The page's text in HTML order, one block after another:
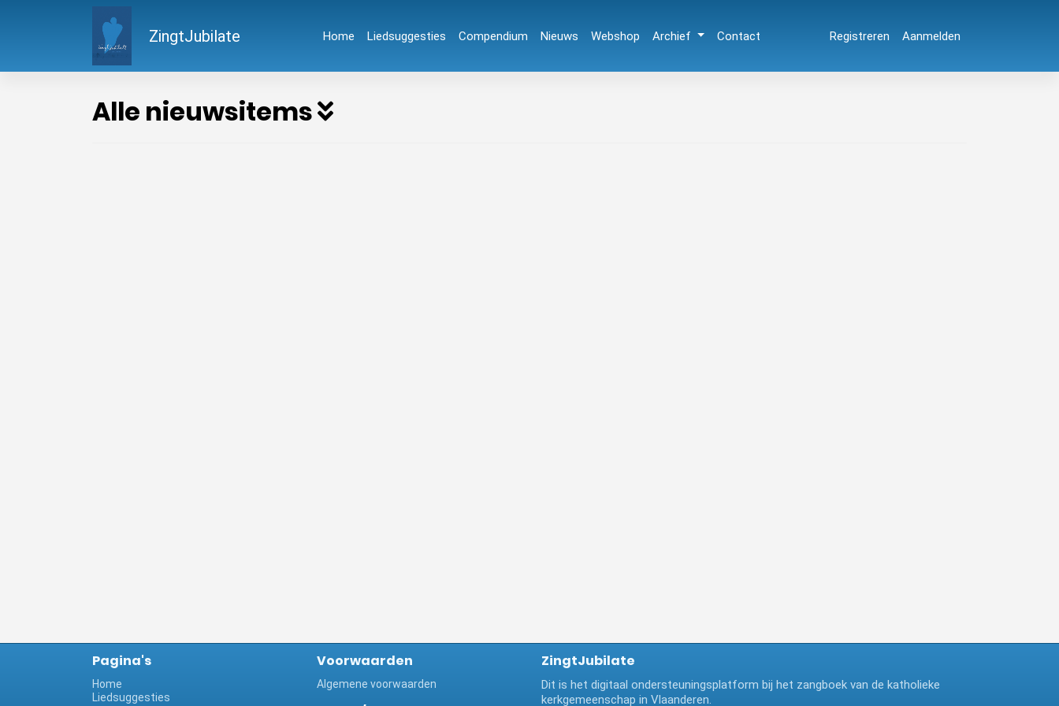
ZingtJubilate Home Liedsuggesties Compendium Nieuws Webshop Archief Contact Registreren Aanmelden
Alle nieuwsitems
Pagina's
Home
Liedsuggesties
Voorwaarden
Algemene voorwaarden
ZingtJubilate
Dit is het digitaal ondersteuningsplatform bij het zangboek van de katholieke
kerkgemeenschap in Vlaanderen.